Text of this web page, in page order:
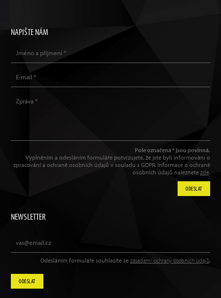
NEWSLETTER
Odesláním formuláře souhlasíte se zásadami ochrany osobních údajů.
ODESLAT
NAPIŠTE NÁM
Pole označená * jsou povinná.
Vyplněním a odesláním formuláře potvrzujete, že jste byli informováni o
zpracování a ochraně osobních údajů v souladu s GDPR. Informace o ochraně
osobních údajů naleznete zde.
ODESLAT